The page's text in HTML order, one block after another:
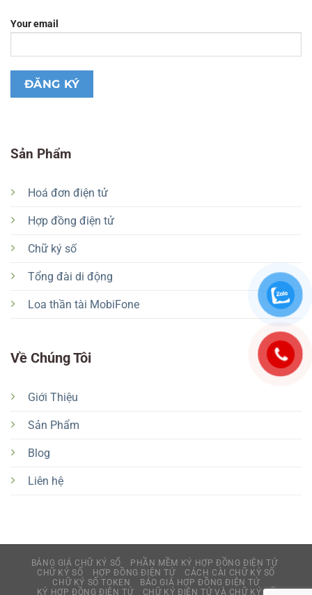
Sản Phẩm
Hoá đơn điện tử
Hợp đồng điện tử
Chữ ký số
Tổng đài di động
Loa thần tài MobiFone
Về Chúng Tôi
Giới Thiệu
Sản Phẩm
Blog
Liên hệ
Your email
BẢNG GIÁ CHỮ KÝ SỐ
PHẦN MỀM KÝ HỢP ĐỒNG ĐIỆN TỬ
CHỮ KÝ SỐ
HỢP ĐỒNG ĐIỆN TỬ
CÁCH CÀI CHỮ KÝ SỐ
CHỮ KÝ SỐ TOKEN
BÁO GIÁ HỢP ĐỒNG ĐIỆN TỬ
KÝ HỢP ĐỒNG ĐIỆN TỬ
CHỮ KÝ ĐIỆN TỬ VÀ CHỮ KÝ SỐ